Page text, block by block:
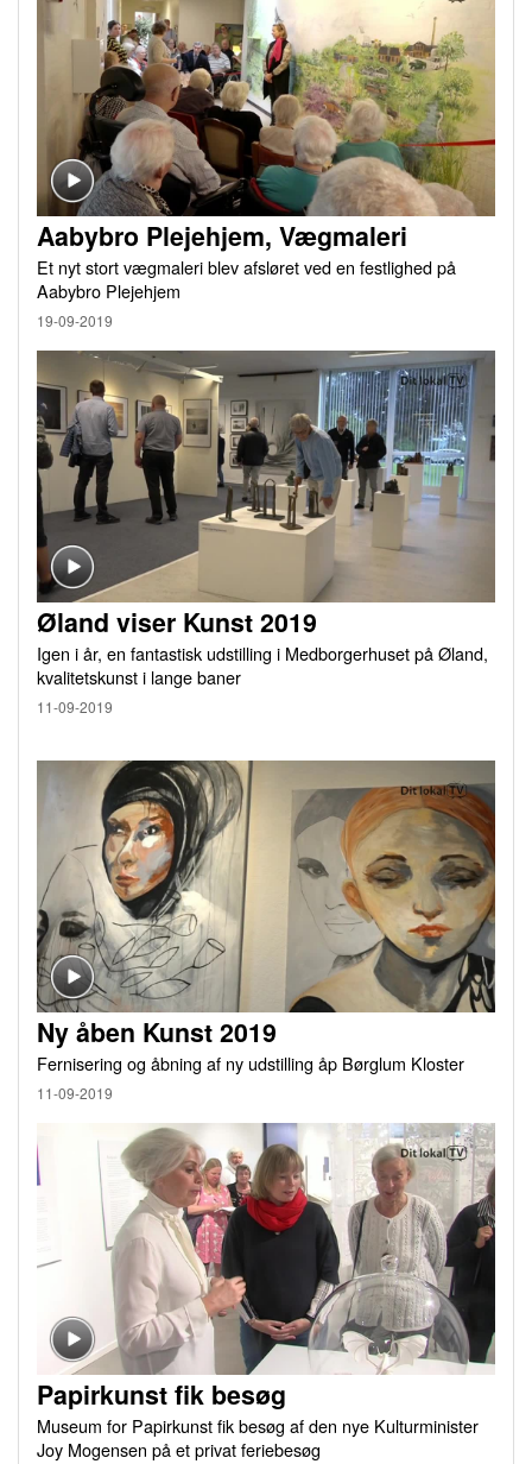
Aabybro Plejehjem, Vægmaleri
Et nyt stort vægmaleri blev afsløret ved en festlighed på
Aabybro Plejehjem
19-09-2019
Øland viser Kunst 2019
Igen i år, en fantastisk udstilling i Medborgerhuset på Øland,
kvalitetskunst i lange baner
11-09-2019
Ny åben Kunst 2019
Fernisering og åbning af ny udstilling åp Børglum Kloster
11-09-2019
Papirkunst fik besøg
Museum for Papirkunst fik besøg af den nye Kulturminister
Joy Mogensen på et privat feriebesøg